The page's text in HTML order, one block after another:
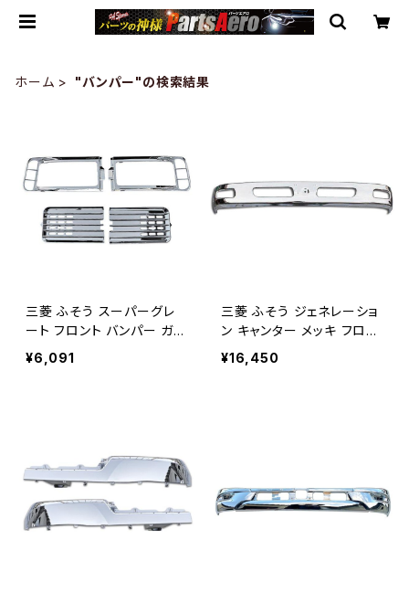
ホーム "バンパー"の検索結果
三菱 ふそう スーパーグレ
ート フロント バンパー ガー
ニッシュ メッキ 左右フォグ
ガーニッシュ ZERO AP-T0
¥6,091
三菱 ふそう ジェネレーショ
ン キャンター メッキ フロン
トバンパー 標準 車 JP-T0
53/JP-B003
¥16,450